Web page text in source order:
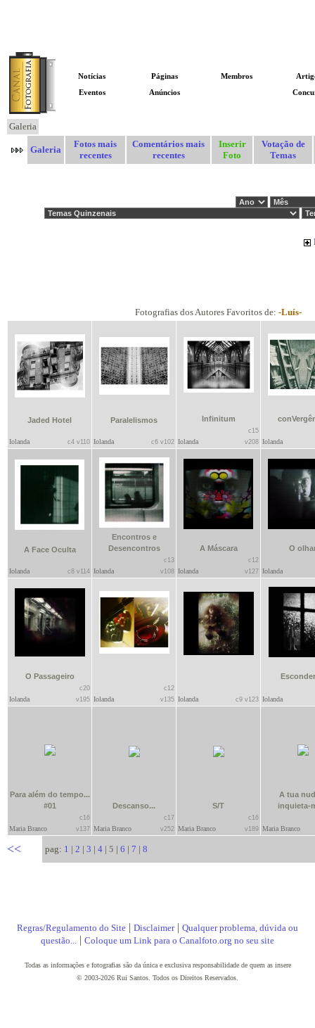
Notícias Páginas Membros
Eventos Anúncios
Galeria
Galeria
Fotos mais
recentes
Comentários mais
recentes
Inserir
Foto
Votação de
Temas
Fotografias dos Autores Favoritos de: -Luís-
Jaded Hotel
Iolanda c4 v110
Paralelismos
Iolanda c6 v102
Infinitum
Iolanda
c15
v208 Iolanda
A Face Oculta
Iolanda c8 v114
Encontros e
Desencontros
Iolanda
c13
v108
A Máscara
Iolanda
c12
v127
O
Iolanda
O Passageiro
Iolanda
c20
v195 Iolanda
c12
v135 Iolanda c9 v123 Iolanda
Para além do tempo...
#01
Maria Branco
c16
v137
Descanso...
Maria Branco
c17
v252
S/T
Maria Branco
c16
v189
A tua
inquieta-
Maria Branco
<< pag: 1 | 2 | 3 | 4 | 5 | 6 | 7 | 8
Regras/Regulamento do Site | Disclaimer| Qualquer problema, dúvida ou
questão... | Coloque um Link para o Canalfoto.org no seu site
Todas as informações e fotografias são da única e exclusiva responsabilidade de quem as insere
© 2003-2026 Rui Santos. Todos os Direitos Reservados.